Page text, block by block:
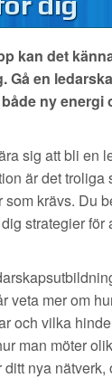
kan det
Gå en
ny energi
sig att bli en
är det troliga
som krävs. Du
strategier för
veta mer om
och vilka
man möter
nya nätverk,